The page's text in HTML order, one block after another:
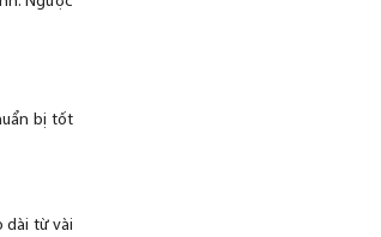
bị tốt
dài từ vài